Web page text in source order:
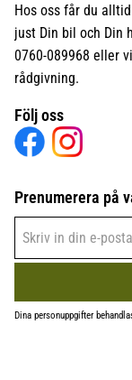
Hos oss får du
just Din bil och Din
0760-089968 eller
rådgivning.
Följ oss
Prenumerera på
Dina personuppgifter